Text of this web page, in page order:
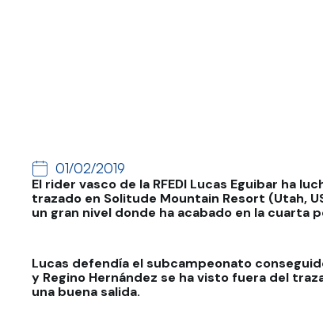
01/02/2019
El rider vasco de la RFEDI Lucas Eguibar ha
trazado en Solitude Mountain Resort (Utah,
un gran nivel donde ha acabado en la cuarta
Lucas defendía el subcampeonato
y Regino Hernández se ha visto fuera del
una buena salida.